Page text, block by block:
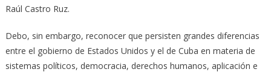
Raúl Castro Ruz.
Debo, sin embargo, reconocer que persisten grandes diferencias
entre el gobierno de Estados Unidos y el de Cuba en materia de
sistemas políticos, democracia, derechos humanos, aplicación e